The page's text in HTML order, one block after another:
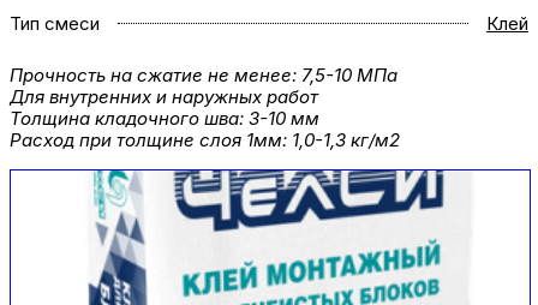
Тип смеси
Клей
Прочность на сжатие не менее: 7,5-10 МПа
Для внутренних и наружных работ
Толщина кладочного шва: 3-10 мм
Расход при толщине слоя 1мм: 1,0-1,3 кг/м2